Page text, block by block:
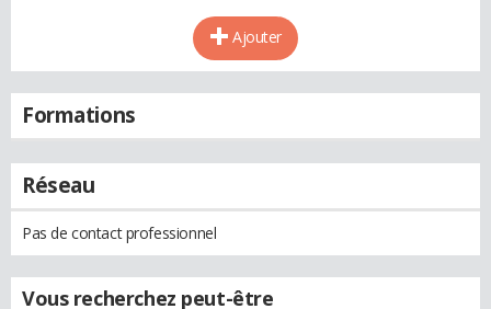
Ajouter
Formations
Réseau
Pas de contact professionnel
Vous recherchez peut-être